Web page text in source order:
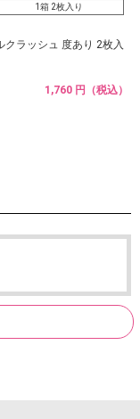
1箱 2枚入り
クラッシュ 度あり 2枚入
1,760 円（税込）